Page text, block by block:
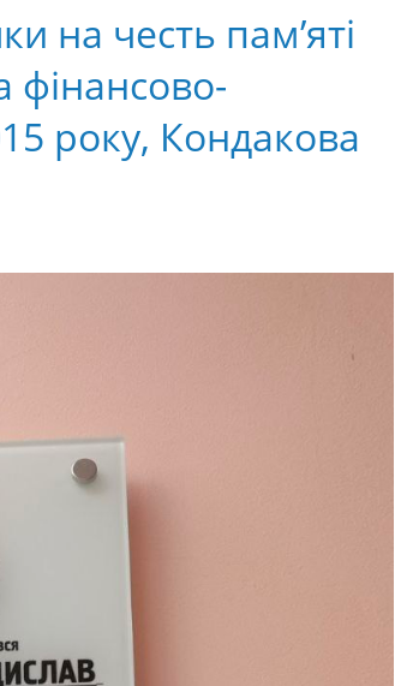
на честь пам’яті
фінансово-
року, Кондакова